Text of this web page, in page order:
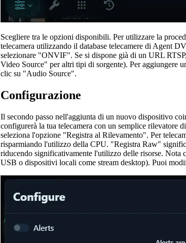
Scegliere tra le opzioni disponibili. Per utilizzare la
telecamera utilizzando il database telecamere di Agent
selezionare "ONVIF". Se si dispone già di un URL
Video Source" per altri tipi di sorgente). Per aggiungere
clic su "Audio Source".
Configurazione
Il secondo passo nell'aggiunta di un nuovo dispositivo
configurerà la tua telecamera con un semplice rilevatore
seleziona l'opzione "Registra al Rilevamento". Per
risparmiando l'utilizzo della CPU. "Registra Raw"
riducendo significativamente l'utilizzo delle risorse. Nota
USB o dispositivi locali come stream desktop). Puoi